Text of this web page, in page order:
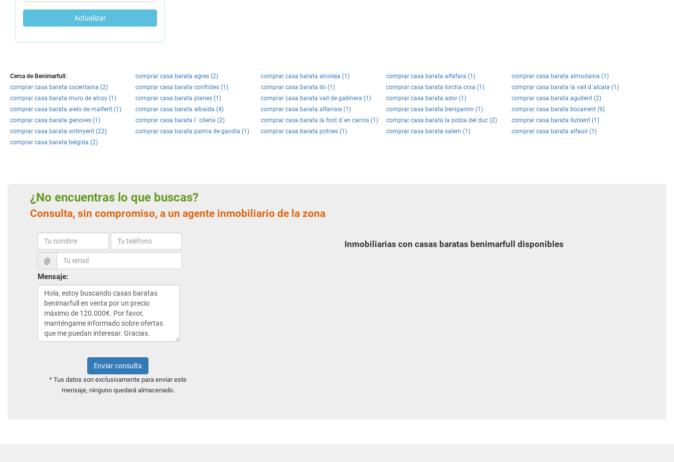
Actualizar
Cerca de Benimarfull: comprar casa barata agres (2) comprar casa barata alcoleja (1) comprar casa barata alfafara (1)
comprar casa barata almudaina (1)
comprar casa barata cocentaina (2)
comprar casa barata confrides (1) comprar casa barata ibi (1) comprar casa barata lorcha orxa (1)
comprar casa barata la vall d´alcala (1)
comprar casa barata muro de alcoy (1)
comprar casa barata planes (1) comprar casa barata vall de gallinera (1) comprar casa barata ador (1)
comprar casa barata agullent (2)
comprar casa barata aielo de malferit (1)
comprar casa barata albaida (4) comprar casa barata alfarrasi (1) comprar casa barata beniganim (1)
comprar casa barata bocairent (9)
comprar casa barata genoves (1)
comprar casa barata l´ olleria (2) comprar casa barata la font d´en carros (1) comprar casa barata la pobla del duc (2)
comprar casa barata llutxent (1)
comprar casa barata ontinyent (22)
comprar casa barata palma de gandia (1) comprar casa barata potries (1) comprar casa barata salem (1)
comprar casa barata alfauir (1)
comprar casa barata belgida (2)
¿No encuentras lo que buscas?
Consulta, sin compromiso, a un agente inmobiliario de la zona
@
Mensaje:
Enviar consulta
* Tus datos son exclusivamente para enviar este
mensaje, ninguno quedará almacenado.
Inmobiliarias con casas baratas benimarfull disponibles